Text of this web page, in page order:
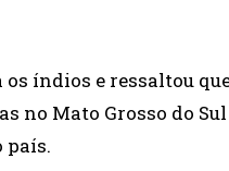
índios e ressaltou
no Mato Grosso do
país.